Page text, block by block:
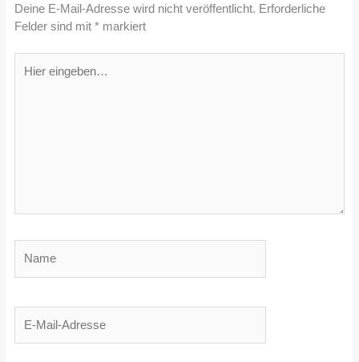
Deine E-Mail-Adresse wird nicht veröffentlicht. Erforderliche
Felder sind mit* markiert
Hier
eingeben…
Name
E-
Mail-
Adresse